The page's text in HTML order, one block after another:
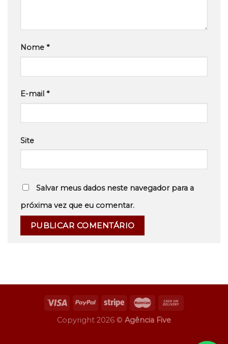
Nome *
E-mail *
Site
Salvar meus dados neste navegador para a
próxima vez que eu comentar.
Copyright 2026 © Agência Five